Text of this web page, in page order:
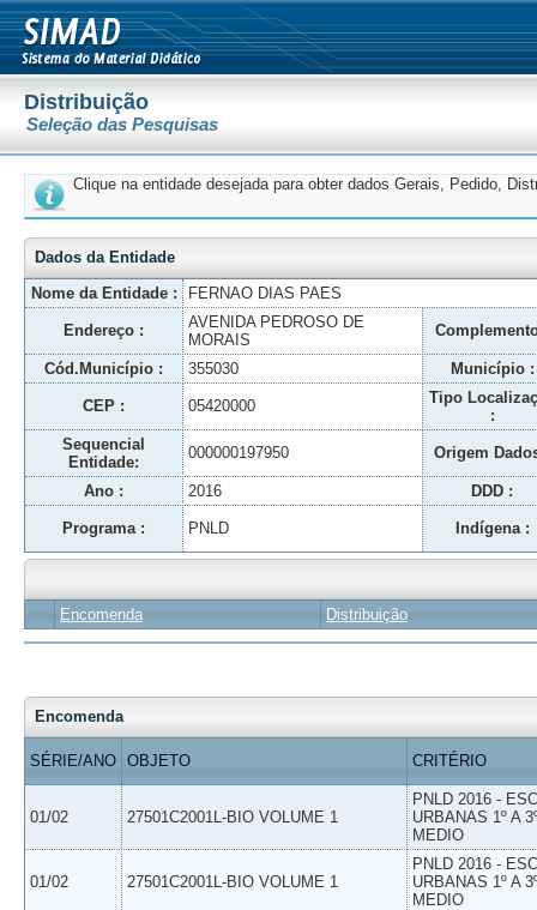
Distribuição
Seleção das Pesquisas
Clique na entidade desejada para obter dados Gerais, Pedido,
Dados da Entidade
Nome da Entidade :
FERNAO DIAS PAES
Endereço :
AVENIDA PEDROSO DE
MORAIS
Cód.Município : 355030 Município :
CEP : 05420000
Tipo
:
Sequencial
Entidade:
000000197950 Origem
Ano : 2016 DDD :
Programa : PNLD Indígena :
Encomenda Distribuição
Encomenda
SÉRIE/ANO OBJETO CRITÉRIO
01/02 27501C2001L-BIO VOLUME 1
PNLD 2016 -
URBANAS 1º A
MEDIO
01/02 27501C2001L-BIO VOLUME 1
PNLD 2016 -
URBANAS 1º A
MEDIO